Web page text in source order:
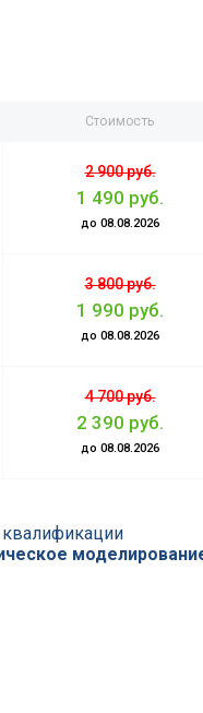
Стоимость
2 900 руб.
1 490 руб.
до 08.08.2026
3 800 руб.
1 990 руб.
до 08.08.2026
4 700 руб.
2 390 руб.
до 08.08.2026